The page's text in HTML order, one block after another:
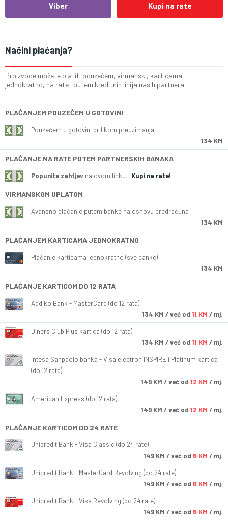
Viber Kupi na rate
Načini plaćanja?
Proizvode možete platiti pouzećem, virmanski, karticama
jednokratno, na rate i putem kreditnih linija naših partnera.
PLAĆANJEM POUZEĆEM U GOTOVINI
Pouzećem u gotovini prilikom preuzimanja
134 KM
PLAĆANJE NA RATE PUTEM PARTNERSKIH BANAKA
Popunite zahtjev na ovom linku - Kupi na rate!
VIRMANSKOM UPLATOM
Avansno plaćanje putem banke na osnovu predračuna
134 KM
PLAĆANJEM KARTICAMA JEDNOKRATNO
Plaćanje karticama jednokratno (sve banke)
134 KM
PLAĆANJE KARTICOM DO 12 RATA
Addiko Bank - MasterCard (do 12 rata)
134 KM / već od 11 KM / mj.
Diners Club Plus kartica (do 12 rata)
134 KM / već od 11 KM / mj.
Intesa Sanpaolo banka - Visa electron INSPIRE i Platinum kartica
(do 12 rata)
149 KM / već od 12 KM / mj.
American Express (do 12 rata)
149 KM / već od 12 KM / mj.
PLAĆANJE KARTICOM DO 24 RATE
Unicredit Bank - Visa Classic (do 24 rate)
149 KM / već od 6 KM / mj.
Unicredit Bank - MasterCard Revolving (do 24 rate)
149 KM / već od 6 KM / mj.
Unicredit Bank - Visa Revolving (do 24 rate)
149 KM / već od 6 KM / mj.